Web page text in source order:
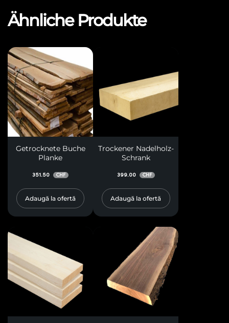
Ähnliche Produkte
Getrocknete Buche
Planke
351.50 CHF
Adaugă la ofertă
Trockener Nadelholz-
Schrank
399.00 CHF
Adaugă la ofertă